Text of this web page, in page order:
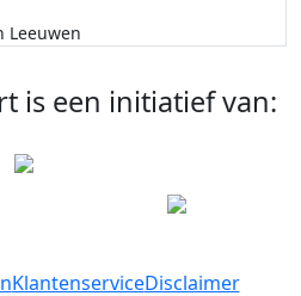
Leeuwen
is een initiatief van:
KlantenserviceDisclaimer